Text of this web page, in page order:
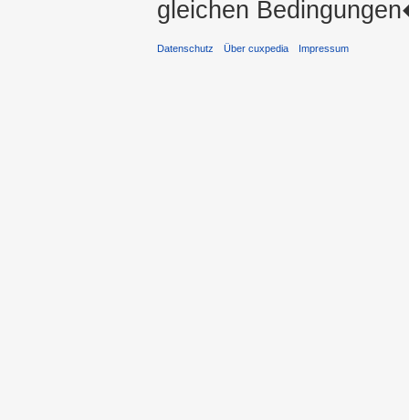
gleichen
Datenschutz Über cuxpedia Impressum